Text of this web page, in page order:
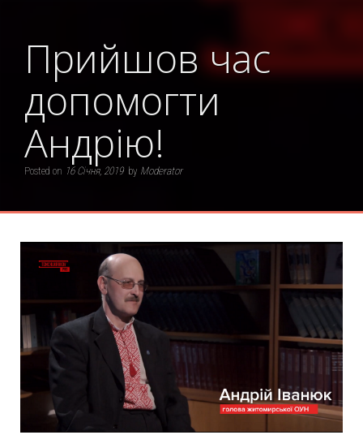
Прийшов час
допомогти
Андрію!
Posted on 16 Січня, 2019 by Moderator